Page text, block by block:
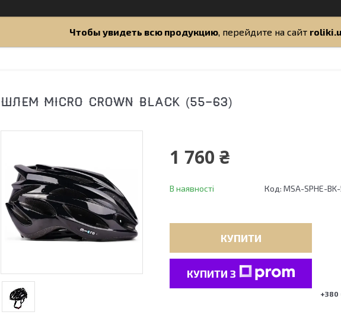
Чтобы увидеть всю продукцию, перейдите на сайт
ШЛЕМ MICRO CROWN BLACK (55-63)
1 760 ₴
В наявності Код: MSA-SPHE-
КУПИТИ
КУПИТИ З
+380